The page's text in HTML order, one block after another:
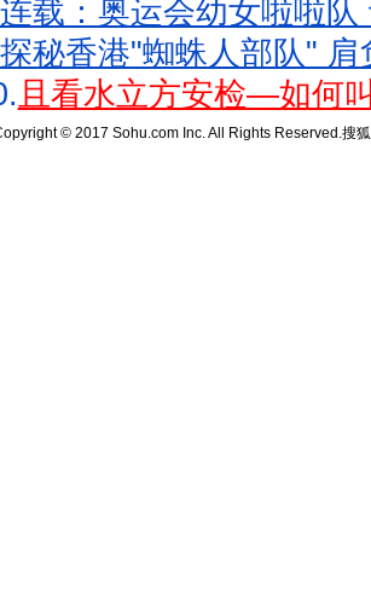
连载：奥运会幼女啦啦
探秘香港"蜘蛛人部队"
且看水立方安检—如何
© 2017 Sohu.com Inc. All Rights Reserved.搜